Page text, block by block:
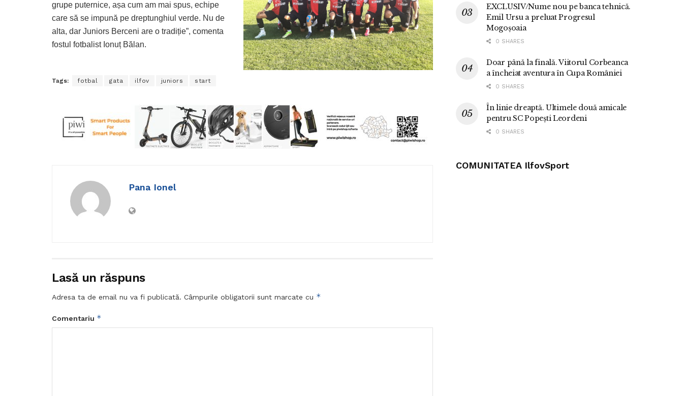
grupe puternice, așa cum am mai spus, echipe
care să se impună pe dreptunghiul verde. Nu de
alta, dar Juniors Berceni are o tradiție”, comenta
fostul fotbalist Ionuț Bălan.
Tags: fotbal gata ilfov juniors start
Pana Ionel
Lasă un răspuns
Adresa ta de email nu va fi publicată. Câmpurile obligatorii sunt marcate cu *
Comentariu *
EXCLUSIV/Nume nou pe banca tehnică.
Emil Ursu a preluat Progresul
Mogoșoaia
0 SHARES
Doar până la finală. Viitorul Corbeanca
a încheiat aventura în Cupa României
0 SHARES
În linie dreaptă. Ultimele două amicale
pentru SC Popești Leordeni
0 SHARES
COMUNITATEA IlfovSport